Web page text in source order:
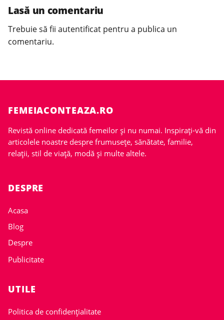
Lasă un comentariu
Trebuie să fii autentificat pentru a publica un
comentariu.
FEMEIACONTEAZA.RO
Revistă online dedicată femeilor și nu numai. Inspirați-vă din
articolele noastre despre frumusețe, sănătate, familie,
relații, stil de viață, modă și multe altele.
DESPRE
Acasa
Blog
Despre
Publicitate
UTILE
Politica de confidențialitate